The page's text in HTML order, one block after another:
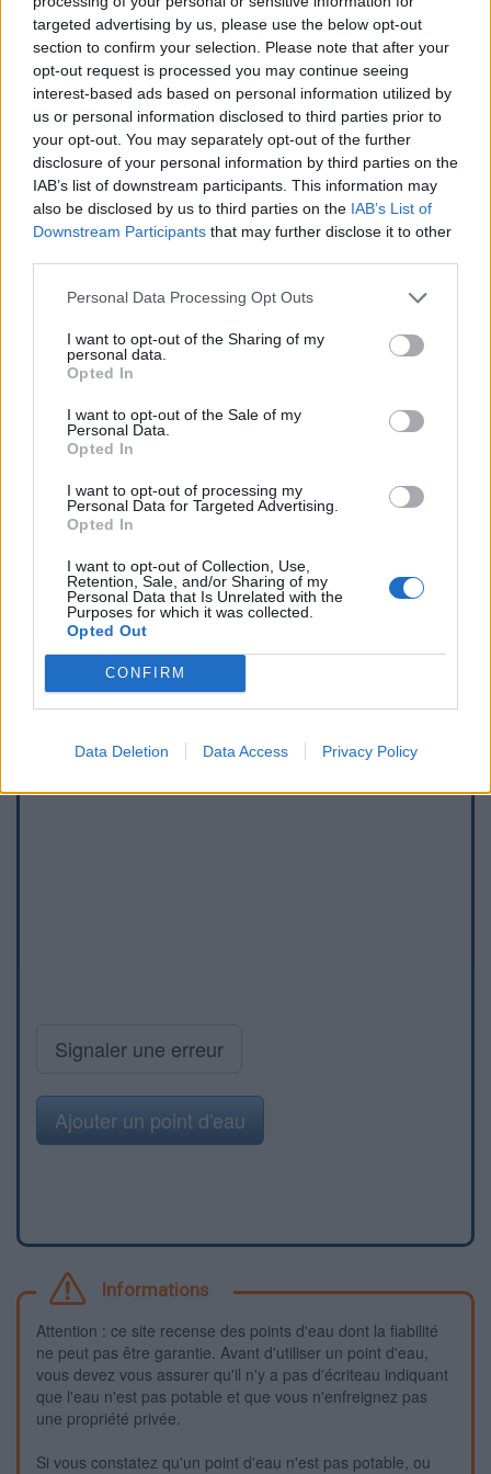
targeted advertising by us, please use the below opt-out
section to confirm your selection. Please note that after your
opt-out request is processed you may continue seeing
interest-based ads based on personal information utilized by
us or personal information disclosed to third parties prior to
your opt-out. You may separately opt-out of the further
disclosure of your personal information by third parties on the
IAB’s list of downstream participants. This information may
also be disclosed by us to third parties on the IAB’s List of
Downstream Participants that may further disclose it to other
Personal Data Processing Opt Outs
I want to opt-out of the Sharing of my
personal data.
Opted In
I want to opt-out of the Sale of my
Personal Data.
Opted In
I want to opt-out of processing my
Personal Data for Targeted Advertising.
Opted In
I want to opt-out of Collection, Use,
Retention, Sale, and/or Sharing of my
Personal Data that Is Unrelated with the
Purposes for which it was collected.
Opted Out
CONFIRM
Data Deletion Data Access Privacy Policy
mètres) en direction du cimetière (la flèche est orientée face
au sens opposé) et rouler tout droit jusqu'au cimetière
implanté côté droit après l'intersection avec une petite route.
Repères visuels
Afficher la carte
Signaler une erreur
Ajouter un point d'eau
Informations
Attention : ce site recense des points d'eau dont la fiabilité
ne peut pas être garantie. Avant d'utiliser un point d'eau,
vous devez vous assurer qu'il n'y a pas d'écriteau indiquant
que l'eau n'est pas potable et que vous n'enfreignez pas
une propriété privée.
Si vous constatez qu'un point d'eau n'est pas potable, ou